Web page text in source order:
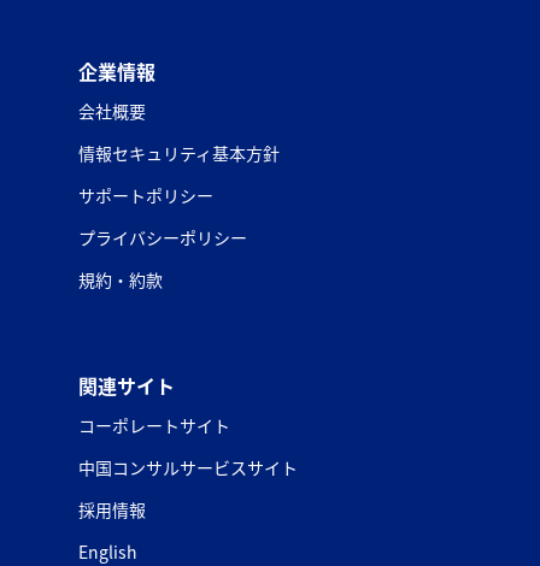
企業情報
会社概要
情報セキュリティ基本方針
サポートポリシー
プライバシーポリシー
規約・約款
関連サイト
コーポレートサイト
中国コンサルサービスサイト
採用情報
English